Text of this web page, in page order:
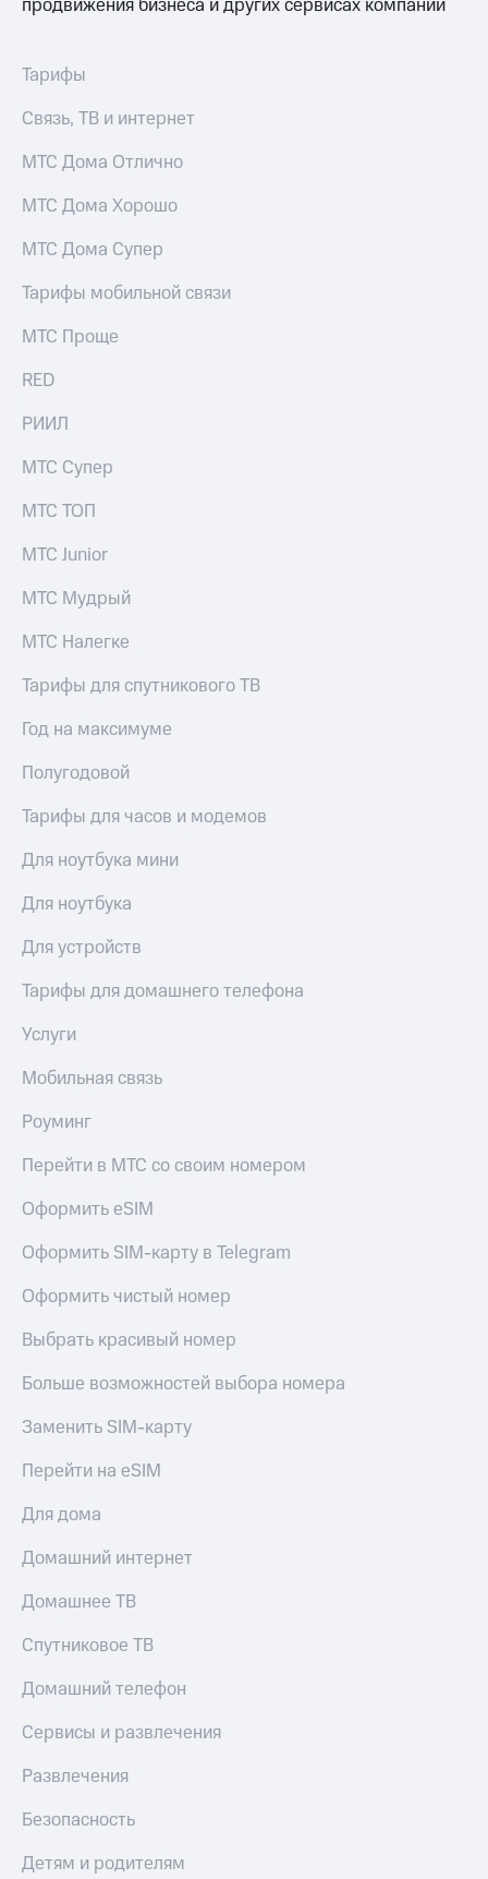
продвижения бизнеса и других сервисах компании
Тарифы
Связь, ТВ и интернет
МТС Дома Отлично
МТС Дома Хорошо
МТС Дома Супер
Тарифы мобильной связи
МТС Проще
RED
РИИЛ
МТС Супер
МТС ТОП
МТС Junior
МТС Мудрый
МТС Налегке
Тарифы для спутникового ТВ
Год на максимуме
Полугодовой
Тарифы для часов и модемов
Для ноутбука мини
Для ноутбука
Для устройств
Тарифы для домашнего телефона
Услуги
Мобильная связь
Роуминг
Перейти в МТС со своим номером
Оформить eSIM
Оформить SIM-карту в Telegram
Оформить чистый номер
Выбрать красивый номер
Больше возможностей выбора номера
Заменить SIM-карту
Перейти на eSIM
Для дома
Домашний интернет
Домашнее ТВ
Спутниковое ТВ
Домашний телефон
Сервисы и развлечения
Развлечения
Безопасность
Детям и родителям